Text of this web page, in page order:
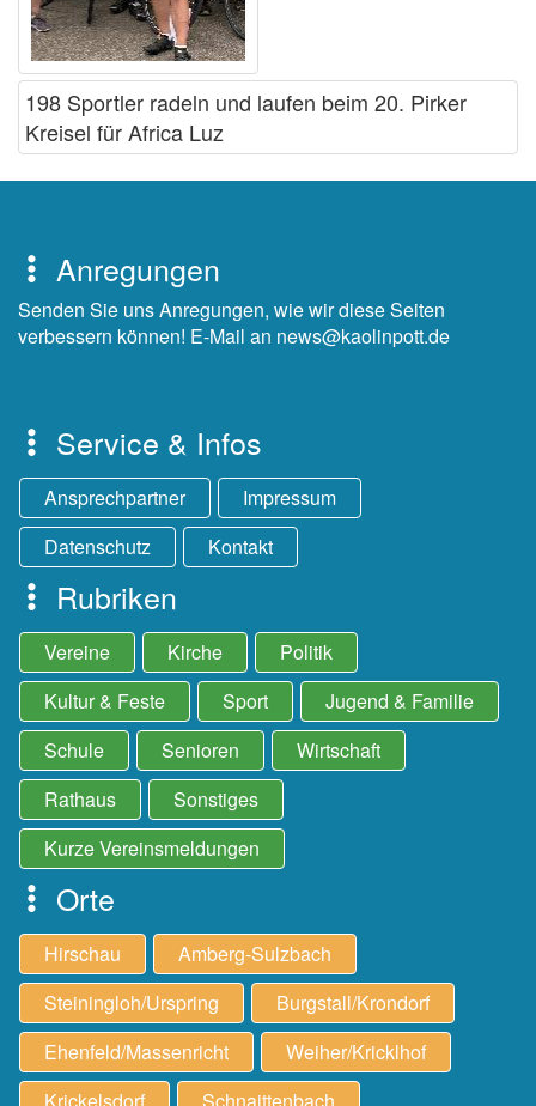
198 Sportler radeln und laufen beim 20. Pirker
Kreisel für Africa Luz
Anregungen
Senden Sie uns Anregungen, wie wir diese Seiten
verbessern können! E-Mail an news@kaolinpott.de
Service & Infos
Ansprechpartner
Impressum
Datenschutz
Kontakt
Rubriken
Vereine Kirche
Politik
Kultur & Feste
Sport
Jugend & Familie
Schule
Senioren
Wirtschaft
Rathaus
Sonstiges
Kurze Vereinsmeldungen
Orte
Hirschau
Amberg-Sulzbach
Steiningloh/Urspring
Burgstall/Krondorf
Ehenfeld/Massenricht
Weiher/Kricklhof